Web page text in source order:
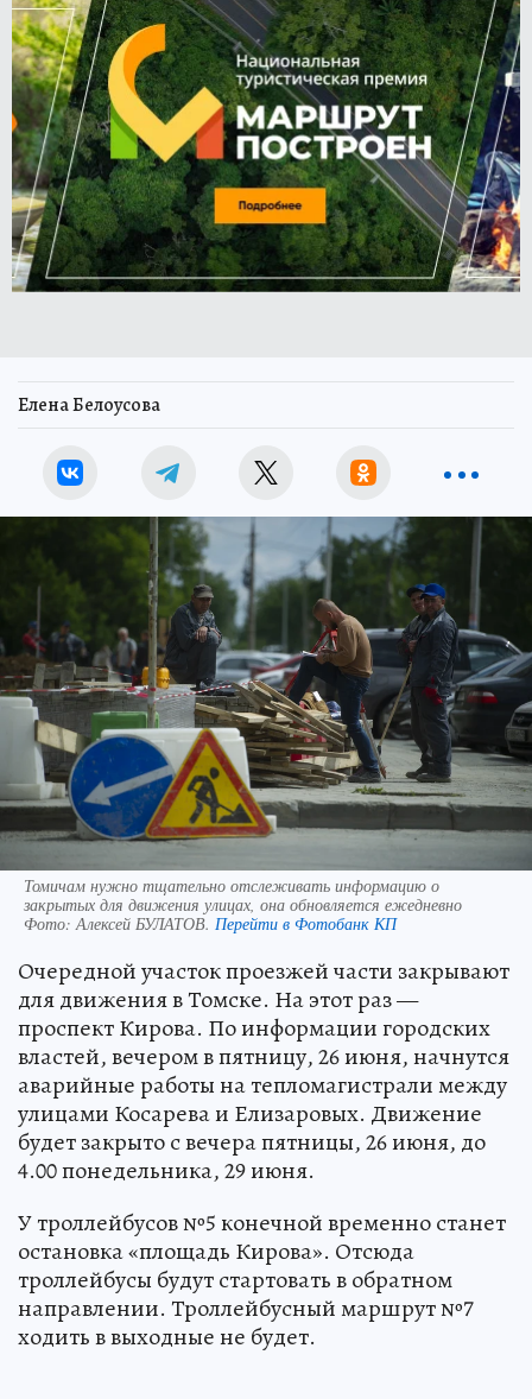
Елена Белоусова
Томичам нужно тщательно отслеживать информацию о
закрытых для движения улицах, она обновляется ежедневно
Фото: Алексей БУЛАТОВ. Перейти в Фотобанк КП
Очередной участок проезжей части закрывают
для движения в Томске. На этот раз —
проспект Кирова. По информации городских
властей, вечером в пятницу, 26 июня, начнутся
аварийные работы на тепломагистрали между
улицами Косарева и Елизаровых. Движение
будет закрыто с вечера пятницы, 26 июня, до
4.00 понедельника, 29 июня.
У троллейбусов №5 конечной временно станет
остановка «площадь Кирова». Отсюда
троллейбусы будут стартовать в обратном
направлении. Троллейбусный маршрут №7
ходить в выходные не будет.